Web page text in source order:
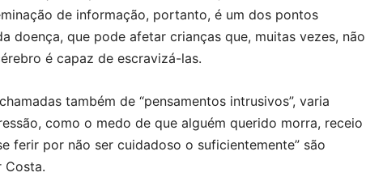
de informação, portanto, é um dos pontos
doença, que pode afetar crianças que, muitas vezes, não
é capaz de escravizá-las.
também de “pensamentos intrusivos”, varia
como o medo de que alguém querido morra, receio
ferir por não ser cuidadoso o suficientemente” são
Costa.